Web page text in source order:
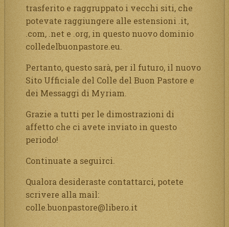
trasferito e raggruppato i vecchi siti, che
potevate raggiungere alle estensioni .it,
.com, .net e .org, in questo nuovo dominio
colledelbuonpastore.eu.
Pertanto, questo sarà, per il futuro, il nuovo
Sito Ufficiale del Colle del Buon Pastore e
dei Messaggi di Myriam.
Grazie a tutti per le dimostrazioni di
affetto che ci avete inviato in questo
periodo!
Continuate a seguirci.
Qualora desideraste contattarci, potete
scrivere alla mail:
colle.buonpastore@libero.it